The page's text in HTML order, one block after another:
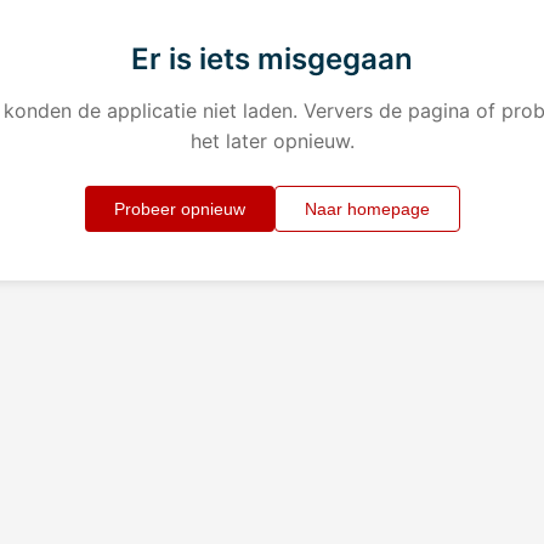
Er is iets misgegaan
konden de applicatie niet laden. Ververs de pagina of
het later opnieuw.
Probeer opnieuw Naar homepage